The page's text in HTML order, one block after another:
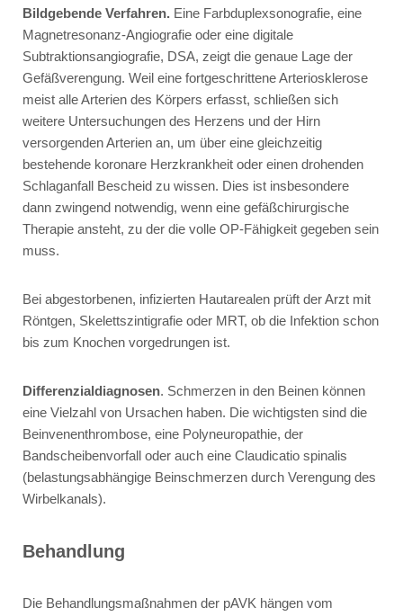
Bildgebende Verfahren. Eine Farbduplexsonografie, eine
Magnetresonanz-Angiografie oder eine digitale
Subtraktionsangiografie, DSA, zeigt die genaue Lage der
Gefäßverengung. Weil eine fortgeschrittene Arteriosklerose
meist alle Arterien des Körpers erfasst, schließen sich
weitere Untersuchungen des Herzens und der Hirn
versorgenden Arterien an, um über eine gleichzeitig
bestehende koronare Herzkrankheit oder einen drohenden
Schlaganfall Bescheid zu wissen. Dies ist insbesondere
dann zwingend notwendig, wenn eine gefäßchirurgische
Therapie ansteht, zu der die volle OP-Fähigkeit gegeben sein
muss.
Bei abgestorbenen, infizierten Hautarealen prüft der Arzt mit
Röntgen, Skelettszintigrafie oder MRT, ob die Infektion schon
bis zum Knochen vorgedrungen ist.
Differenzialdiagnosen. Schmerzen in den Beinen können
eine Vielzahl von Ursachen haben. Die wichtigsten sind die
Beinvenenthrombose, eine Polyneuropathie, der
Bandscheibenvorfall oder auch eine Claudicatio spinalis
(belastungsabhängige Beinschmerzen durch Verengung des
Wirbelkanals).
Behandlung
Die Behandlungsmaßnahmen der pAVK hängen vom